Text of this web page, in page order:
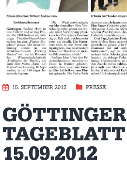
15. SEPTEMBER 2012 PRESSE
GÖTTINGER
TAGEBLATT
15.09.2012